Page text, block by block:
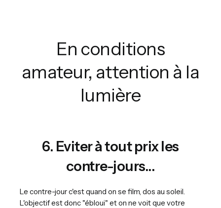
En conditions
amateur, attention à la
lumière
6. Eviter à tout prix les
contre-jours...
Le contre-jour c'est quand on se film, dos au soleil.
L'objectif est donc "ébloui" et on ne voit que votre